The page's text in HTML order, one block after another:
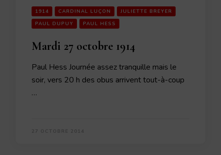
1914 CARDINAL LUÇON
JULIETTE BREYER
PAUL DUPUY
PAUL HESS
Mardi 27 octobre 1914
Paul Hess Journée assez tranquille mais le
soir, vers 20 h des obus arrivent tout-à-coup
…